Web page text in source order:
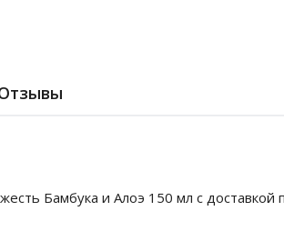
Бамбука и Алоэ 150 мл с